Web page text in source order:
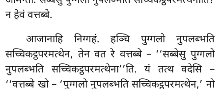
न हेवं वत्तब्बे.
आजानाहि निग्गहं. हञ्चि पुग्गलो नुपलब्भति
सच्चिकट्ठपरमत्थेन, तेन वत रे वत्तब्बे – ‘‘सब्बेसु पुग्गलो
नुपलब्भति सच्चिकट्ठपरमत्थेना’’ति. यं तत्थ वदेसि –
‘‘वत्तब्बे खो – ‘पुग्गलो नुपलब्भति सच्चिकट्ठपरमत्थेन,’ नो